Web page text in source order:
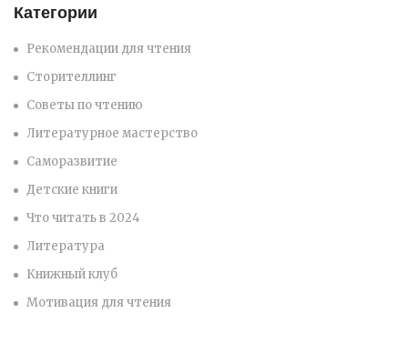
Категории
Рекомендации для чтения
Сторителлинг
Советы по чтению
Литературное мастерство
Саморазвитие
Детские книги
Что читать в 2024
Литература
Книжный клуб
Мотивация для чтения